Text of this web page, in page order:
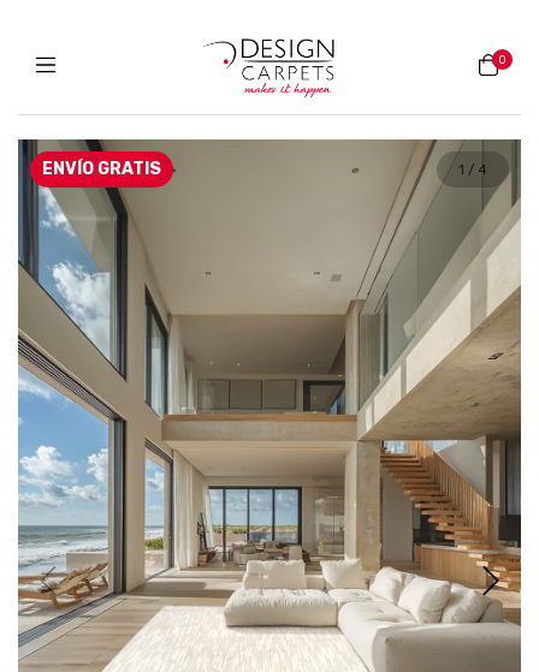
0
ENVÍO GRATIS 1 / 4